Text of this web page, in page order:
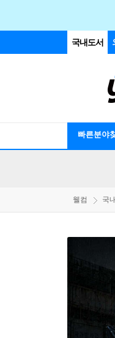
국내도서
빠른분야
웰컴 국